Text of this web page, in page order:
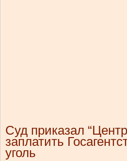
Суд приказал
заплатить
уголь